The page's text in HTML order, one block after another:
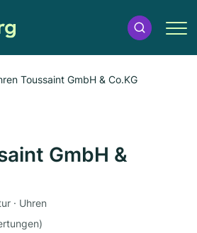
Toussaint GmbH & Co.KG
GmbH &
· Uhren